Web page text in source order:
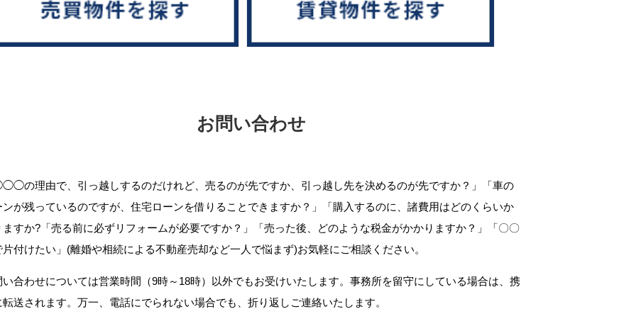
お問い合わせ
の理由で、引っ越しするのだけれど、売るのが先ですか、引っ越し先を決めるのが先ですか？」「車の
ンが残っているのですが、住宅ローンを借りることできますか？」「購入するのに、諸費用はどのくらいか
ますか?「売る前に必ずリフォームが必要ですか？」「売った後、どのような税金がかかりますか？」「〇〇
片付けたい」(離婚や相続による不動産売却など一人で悩まず)お気軽にご相談ください。
い合わせについては営業時間（9時～18時）以外でもお受けいたします。事務所を留守にしている場合は、携
転送されます。万一、電話にでられない場合でも、折り返しご連絡いたします。